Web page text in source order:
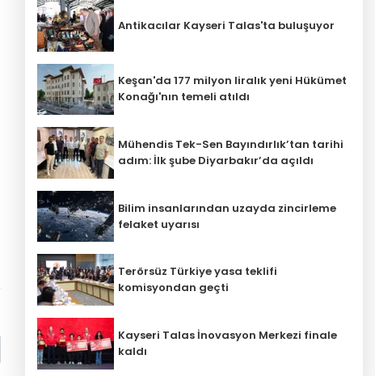
Antikacılar Kayseri Talas'ta buluşuyor
Keşan'da 177 milyon liralık yeni Hükümet
Konağı'nın temeli atıldı
Mühendis Tek-Sen Bayındırlık’tan tarihi
adım: İlk şube Diyarbakır’da açıldı
Bilim insanlarından uzayda zincirleme
felaket uyarısı
Terörsüz Türkiye yasa teklifi
komisyondan geçti
Kayseri Talas İnovasyon Merkezi finale
kaldı